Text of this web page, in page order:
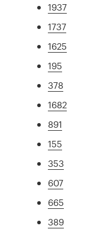
1937
1737
1625
195
378
1682
891
155
353
607
665
389